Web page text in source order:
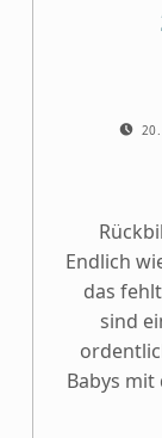
20.
Endlich
das
sind
Babys